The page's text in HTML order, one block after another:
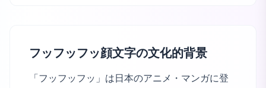
フッフッフッ顔文字の文化的背景
「フッフッフッ」は日本のアニメ・マンガに登